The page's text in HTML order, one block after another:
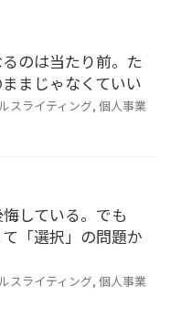
のは当たり前。た
まじゃなくていい
スライティング, 個人事業
している。でも
て「選択」の問題か
スライティング, 個人事業